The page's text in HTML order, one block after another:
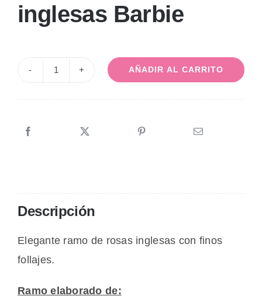
inglesas Barbie
rosas
AÑADIR AL CARRITO
Descripción
Elegante ramo de rosas inglesas con finos
follajes.
Ramo elaborado de: